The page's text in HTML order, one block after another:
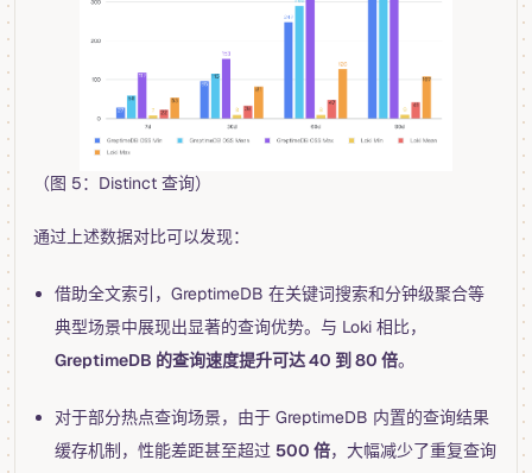
（图 5：Distinct 查询）
通过上述数据对比可以发现：
借助全文索引，GreptimeDB 在关键词搜索和分钟级聚合等
典型场景中展现出显著的查询优势。与 Loki 相比，
GreptimeDB 的查询速度提升可达 40 到 80 倍。
对于部分热点查询场景，由于 GreptimeDB 内置的查询结果
缓存机制，性能差距甚至超过 500 倍，大幅减少了重复查询